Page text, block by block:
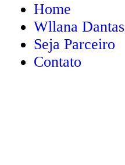
Home
Wllana Dantas
Seja Parceiro
Contato